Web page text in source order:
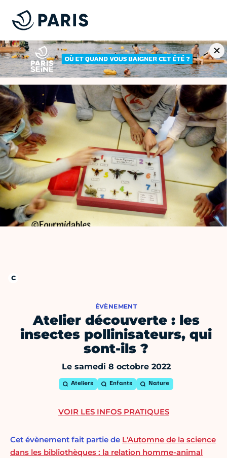
ÉVÈNEMENT
Atelier découverte : les
insectes pollinisateurs, qui
sont-ils ?
Le samedi 8 octobre 2022
Ateliers Enfants Nature
Cet évènement fait partie de L'Automne de la science
dans les bibliothèques : la relation homme-animal
VOIR LES INFOS PRATIQUES